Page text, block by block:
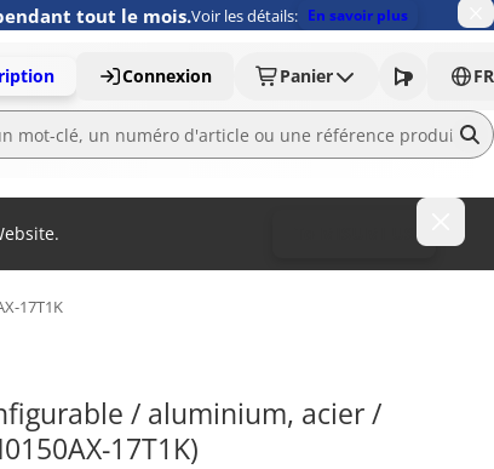
tout le mois.Voir les détails: En savoir plus
Connexion Panier FR
17T1K
/ aluminium, acier /
17T1K)